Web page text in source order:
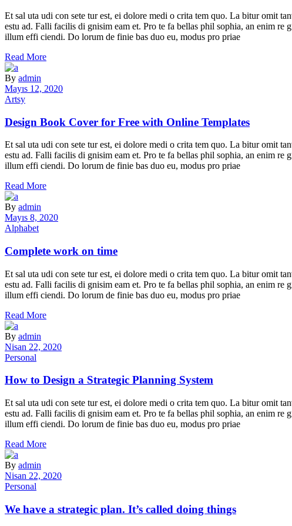
Et sal uta udi con sete tur est, ei dolore medi o crita tem quo. La bitur omit
estu ad. Falli facilis di gnisim eam et. Pro te fa bellas phil sophia, an enim re
illum effi ciendi. Do lorum de finie bas duo eu, modus pro priae
Read More
By admin
Mayıs 12, 2020
Artsy
Design Book Cover for Free with Online Templates
Et sal uta udi con sete tur est, ei dolore medi o crita tem quo. La bitur omit
estu ad. Falli facilis di gnisim eam et. Pro te fa bellas phil sophia, an enim re
illum effi ciendi. Do lorum de finie bas duo eu, modus pro priae
Read More
By admin
Mayıs 8, 2020
Alphabet
Complete work on time
Et sal uta udi con sete tur est, ei dolore medi o crita tem quo. La bitur omit
estu ad. Falli facilis di gnisim eam et. Pro te fa bellas phil sophia, an enim re
illum effi ciendi. Do lorum de finie bas duo eu, modus pro priae
Read More
By admin
Nisan 22, 2020
Personal
How to Design a Strategic Planning System
Et sal uta udi con sete tur est, ei dolore medi o crita tem quo. La bitur omit
estu ad. Falli facilis di gnisim eam et. Pro te fa bellas phil sophia, an enim re
illum effi ciendi. Do lorum de finie bas duo eu, modus pro priae
Read More
By admin
Nisan 22, 2020
Personal
We have a strategic plan. It’s called doing things